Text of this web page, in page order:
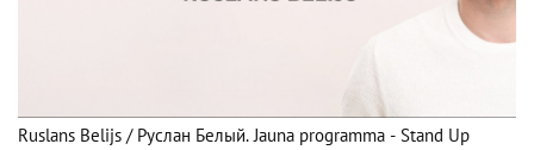
Ruslans Belijs / Руслан Белый. Jauna programma - Stand Up